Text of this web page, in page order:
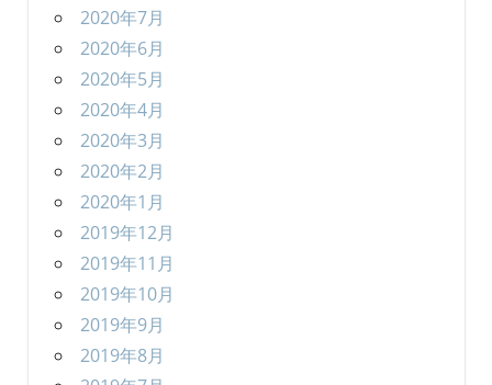
2020年7月
2020年6月
2020年5月
2020年4月
2020年3月
2020年2月
2020年1月
2019年12月
2019年11月
2019年10月
2019年9月
2019年8月